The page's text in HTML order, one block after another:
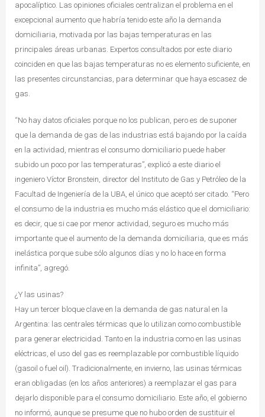
apocalíptico. Las opiniones oficiales centralizan el problema en el
excepcional aumento que habría tenido este año la demanda
domiciliaria, motivada por las bajas temperaturas en las
principales áreas urbanas. Expertos consultados por este diario
coinciden en que las bajas temperaturas no es elemento suficiente, en
las presentes circunstancias, para determinar que haya escasez de
gas.
“No hay datos oficiales porque no los publican, pero es de suponer
que la demanda de gas de las industrias está bajando por la caída
en la actividad, mientras el consumo domiciliario puede haber
subido un poco por las temperaturas”, explicó a este diario el
ingeniero Víctor Bronstein, director del Instituto de Gas y Petróleo de la
Facultad de Ingeniería de la UBA, el único que aceptó ser citado. “Pero
el consumo de la industria es mucho más elástico que el domiciliario:
es decir, que si cae por menor actividad, seguro es mucho más
importante que el aumento de la demanda domiciliaria, que es más
inelástica porque sube sólo algunos días y no lo hace en forma
infinita”, agregó.
¿Y las usinas?
Hay un tercer bloque clave en la demanda de gas natural en la
Argentina: las centrales térmicas que lo utilizan como combustible
para generar electricidad. Tanto en la industria como en las usinas
eléctricas, el uso del gas es reemplazable por combustible líquido
(gasoil o fuel oil). Tradicionalmente, en invierno, las usinas térmicas
eran obligadas (en los años anteriores) a reemplazar el gas para
dejarlo disponible para el consumo domiciliario. Este año, el gobierno
no informó, aunque se presume que no hubo orden de sustituir el